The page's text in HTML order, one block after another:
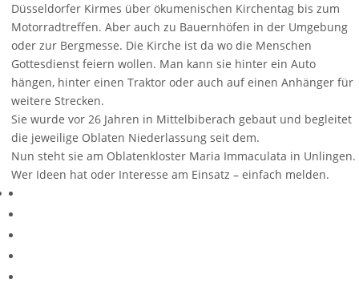
Düsseldorfer Kirmes über ökumenischen Kirchentag bis zum
Motorradtreffen. Aber auch zu Bauernhöfen in der Umgebung
oder zur Bergmesse. Die Kirche ist da wo die Menschen
Gottesdienst feiern wollen. Man kann sie hinter ein Auto
hängen, hinter einen Traktor oder auch auf einen Anhänger für
weitere Strecken.
Sie wurde vor 26 Jahren in Mittelbiberach gebaut und begleitet
die jeweilige Oblaten Niederlassung seit dem.
Nun steht sie am Oblatenkloster Maria Immaculata in Unlingen.
Wer Ideen hat oder Interesse am Einsatz – einfach melden.